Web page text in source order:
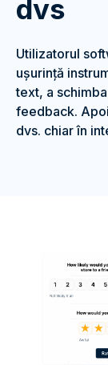
dvs
Utilizatorul
ușurință
text, a
feedback.
dvs. chiar în